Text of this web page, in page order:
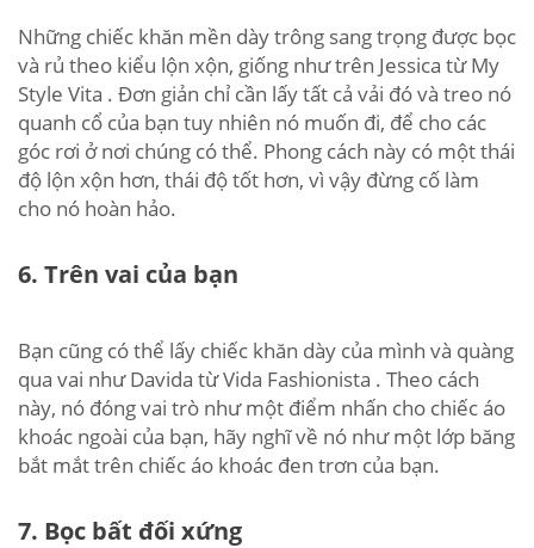
Những chiếc khăn mền dày trông sang trọng được bọc
và rủ theo kiểu lộn xộn, giống như trên Jessica từ My
Style Vita . Đơn giản chỉ cần lấy tất cả vải đó và treo nó
quanh cổ của bạn tuy nhiên nó muốn đi, để cho các
góc rơi ở nơi chúng có thể. Phong cách này có một thái
độ lộn xộn hơn, thái độ tốt hơn, vì vậy đừng cố làm
cho nó hoàn hảo.
6. Trên vai của bạn
Bạn cũng có thể lấy chiếc khăn dày của mình và quàng
qua vai như Davida từ Vida Fashionista . Theo cách
này, nó đóng vai trò như một điểm nhấn cho chiếc áo
khoác ngoài của bạn, hãy nghĩ về nó như một lớp băng
bắt mắt trên chiếc áo khoác đen trơn của bạn.
7. Bọc bất đối xứng